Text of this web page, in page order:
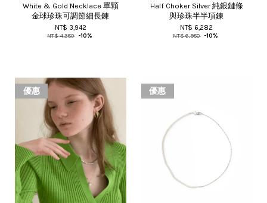
White & Gold Necklace 單顆
金球珍珠可調節細長鍊
NT$ 3,942
NT$ 4,380 -10%
Half Choker Silver 純銀鏈條
與珍珠半半項鍊
NT$ 6,282
NT$ 6,980 -10%
優惠 優惠